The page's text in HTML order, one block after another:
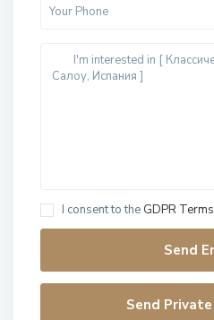
I consent to the GDPR Terms